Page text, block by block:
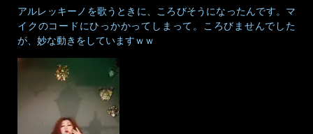
アルレッキーノを歌うときに、ころびそうになったんです。マ
イクのコードにひっかかってしまって。ころびませんでした
が、妙な動きをしていますｗｗ